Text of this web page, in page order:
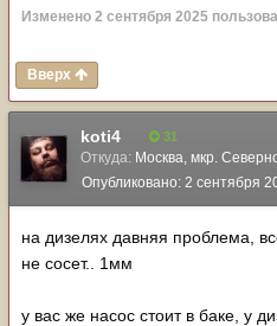
Изменено 2 сентября 2025
Вверх
koti4 31
Откуда: Москва, мкр.
Опубликовано: 2 сентября
на дизелях давняя проблема,
не сосет.. 1мм
у вас же насос стоит в баке, у